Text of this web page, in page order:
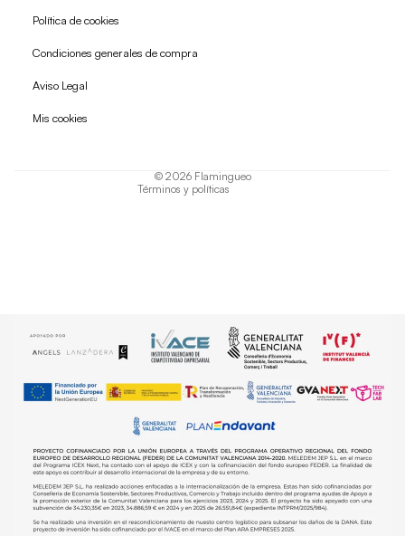
Política de cookies
Condiciones generales de compra
Aviso Legal
Mis cookies
© 2026 Flamingueo
Términos y políticas